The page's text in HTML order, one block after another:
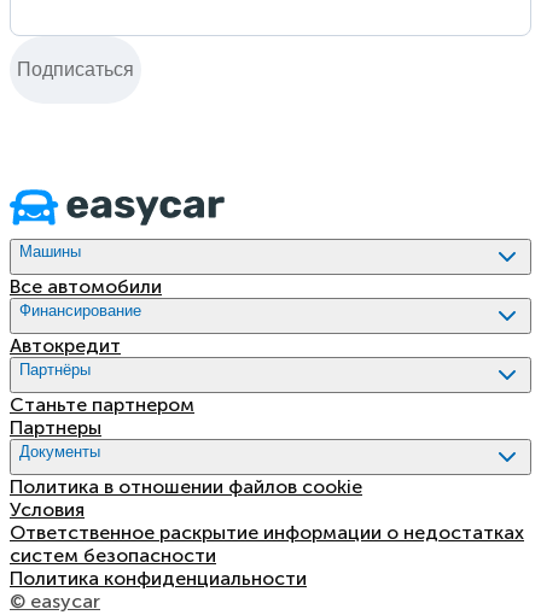
Подписаться
Машины
Все автомобили
Финансирование
Aвтокредит
Партнёры
Станьте партнером
Партнеры
Документы
Политика в отношении файлов cookie
Условия
Ответственное раскрытие информации о недостатках
систем безопасности
Политика конфиденциальности
© easycar